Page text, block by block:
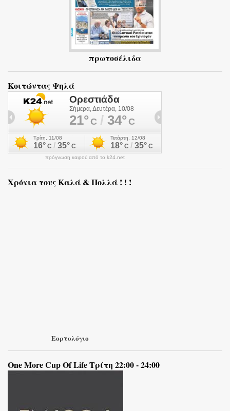
πρωτοσέλιδα
Κοιτώντας Ψηλά
πρόγνωση καιρού από το k24.net
Χρόνια τους Καλά & Πολλά ! ! !
Εορτολόγιο
One More Cup Of Life Τρίτη 22:00 - 24:00